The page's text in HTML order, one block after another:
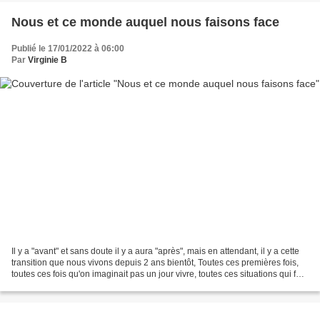
Nous et ce monde auquel nous faisons face
Publié le 17/01/2022 à 06:00
Par Virginie B
Il y a "avant" et sans doute il y a aura "après", mais en attendant, il y a cette
transition que nous vivons depuis 2 ans bientôt, Toutes ces premières fois,
toutes ces fois qu'on imaginait pas un jour vivre, toutes ces situations qui font